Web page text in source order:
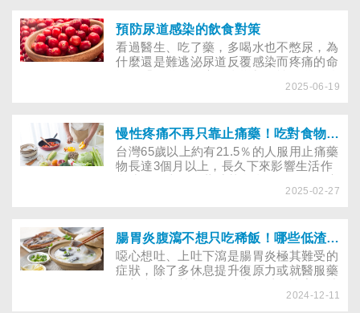
預防尿道感染的飲食對策
看過醫生、吃了藥，多喝水也不憋尿，為
什麼還是難逃泌尿道反覆感染而疼痛的命
尿系統感染的機率？讓專家帶妳揪出盲
2025-06-19
慢性疼痛不再只靠止痛藥！吃對食物也能緩解
台灣65歲以上約有21.5％的人服用止痛藥
物長達3個月以上，長久下來影響生活作
的飲食讓身體處於發炎狀態，使慢性疼痛
2025-02-27
腸胃炎腹瀉不想只吃稀飯！哪些低渣飲食好得快？
噁心想吐、上吐下瀉是腸胃炎極其難受的
症狀，除了多休息提升復原力或就醫服藥
能兼顧日常熱量的需要，且不造成腸胃負
2024-12-11